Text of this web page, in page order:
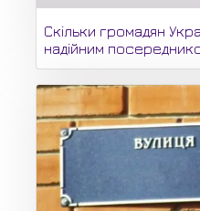
Скільки громадян
надійним